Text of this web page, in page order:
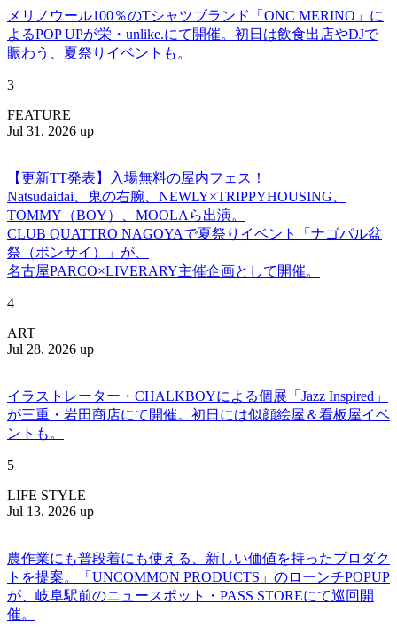
メリノウール100％のTシャツブランド「ONC MERINO」に
よるPOP UPが栄・unlike.にて開催。初日は飲食出店やDJで
賑わう、夏祭りイベントも。
3
FEATURE
Jul 31. 2026 up
【更新TT発表】入場無料の屋内フェス！
Natsudaidai、鬼の右腕、NEWLY×TRIPPYHOUSING、
TOMMY（BOY）、MOOLAら出演。
CLUB QUATTRO NAGOYAで夏祭りイベント「ナゴパル盆
祭（ボンサイ）」が、
名古屋PARCO×LIVERARY主催企画として開催。
4
ART
Jul 28. 2026 up
イラストレーター・CHALKBOYによる個展「Jazz Inspired」
が三重・岩田商店にて開催。初日には似顔絵屋＆看板屋イベ
ントも。
5
LIFE STYLE
Jul 13. 2026 up
農作業にも普段着にも使える、新しい価値を持ったプロダク
トを提案。「UNCOMMON PRODUCTS」のローンチPOPUP
が、岐阜駅前のニュースポット・PASS STOREにて巡回開
催。